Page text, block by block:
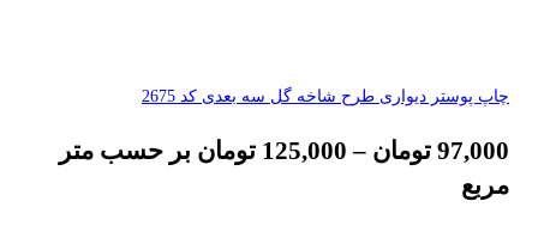
چاپ پوستر دیواری طرح شاخه گل سه بعدی کد 2675
97,000 تومان –
125,000 تومان بر حسب متر
مربع